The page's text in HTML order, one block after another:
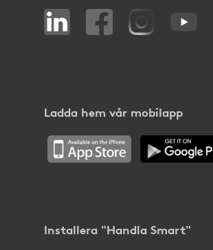
Ladda hem vår mobilapp
Installera "Handla Smart"